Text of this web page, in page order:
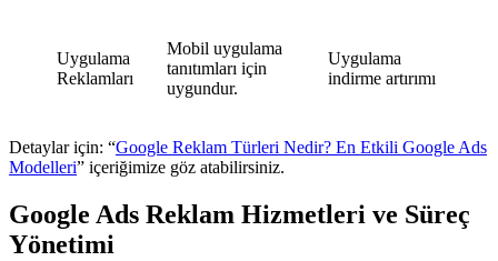
Uygulama
Reklamları
Mobil uygulama
tanıtımları için
uygundur.
Uygulama
indirme artırımı
Detaylar için: “Google Reklam Türleri Nedir? En Etkili Google Ads
Modelleri” içeriğimize göz atabilirsiniz.
Google Ads Reklam Hizmetleri ve Süreç
Yönetimi